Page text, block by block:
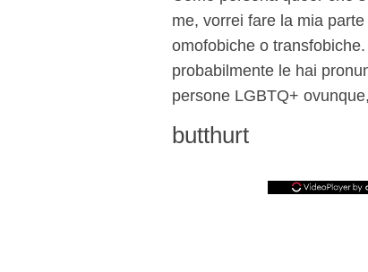
me, vorrei fare la mia
omofobiche o
probabilmente le hai
persone LGBTQ+
butthurt